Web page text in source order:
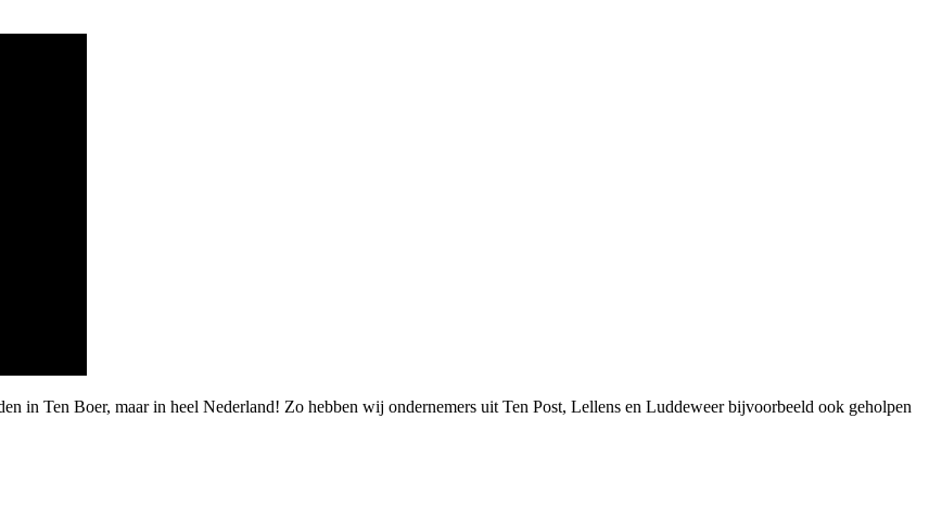
in Ten Boer, maar in heel Nederland! Zo hebben wij ondernemers uit Ten Post, Lellens en Luddeweer bijvoorbeeld ook geholpen